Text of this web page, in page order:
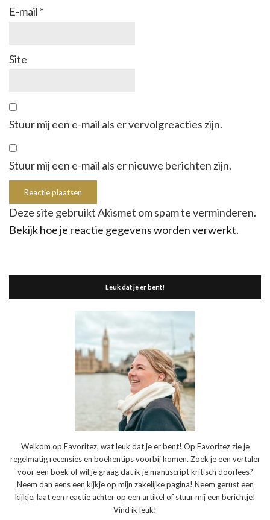
E-mail *
Site
Stuur mij een e-mail als er vervolgreacties zijn.
Stuur mij een e-mail als er nieuwe berichten zijn.
Deze site gebruikt Akismet om spam te verminderen.
Bekijk hoe je reactie gegevens worden verwerkt.
Leuk dat je er bent!
Welkom op Favoritez, wat leuk dat je er bent! Op Favoritez zie je
regelmatig recensies en boekentips voorbij komen. Zoek je een vertaler
voor een boek of wil je graag dat ik je manuscript kritisch doorlees?
Neem dan eens een kijkje op mijn zakelijke pagina! Neem gerust een
kijkje, laat een reactie achter op een artikel of stuur mij een berichtje!
Vind ik leuk!